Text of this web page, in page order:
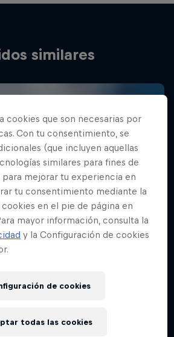
similares
cookies que son necesarias por
Con tu consentimiento, se
(que incluyen aquellas
similares para fines de
mejorar tu experiencia en
tu consentimiento mediante la
en el pie de página en
mayor información, consulta la
y la Configuración de cookies
de cookies
todas las cookies